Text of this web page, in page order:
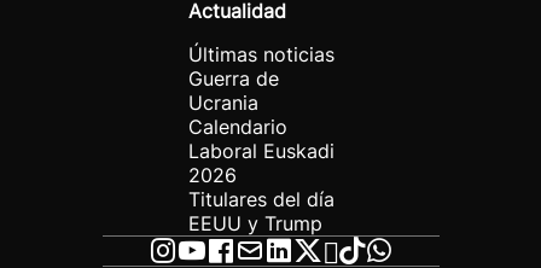
Actualidad
Últimas noticias
Guerra de
Ucrania
Calendario
Laboral Euskadi
2026
Titulares del día
EEUU y Trump